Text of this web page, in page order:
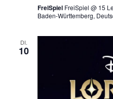
FreiSpiel FreiSpiel @ 15
Baden-Württemberg,
DI.
10